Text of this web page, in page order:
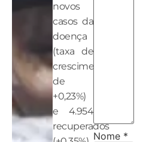
novos
casos da
doença
(taxa de
crescimento
de
+0,23%)
e 4.954
recuperados
Nome *